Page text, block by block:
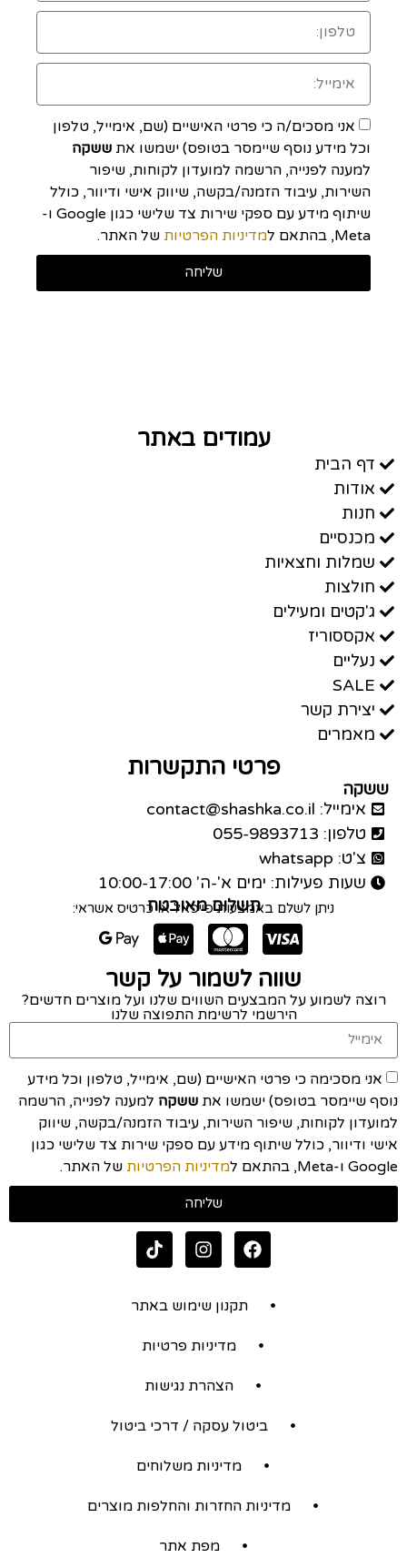
אני מסכים/ה כי פרטי האישיים (שם, אימייל, טלפון
וכל מידע נוסף שיימסר בטופס) ישמשו את ששקה
למענה לפנייה, הרשמה למועדון לקוחות, שיפור
השירות, עיבוד הזמנה/בקשה, שיווק אישי ודיוור, כולל
שיתוף מידע עם ספקי שירות צד שלישי כגון Google ו-
Meta, בהתאם ל
מדיניות הפרטיות של האתר.
שליחה
עמודים באתר
דף הבית
אודות
חנות
מכנסיים
שמלות וחצאיות
חולצות
ג'קטים ומעילים
אקססוריז
נעליים
SALE
יצירת קשר
מאמרים
פרטי התקשרות
ששקה
אימייל: contact@shashka.co.il
טלפון: 055-9893713
צ'ט: whatsapp
שעות פעילות: ימים א'-ה' 10:00-17:00
תשלום מאובטח
ניתן לשלם באמצעות פייפאל או כרטיס אשראי:
שווה לשמור על קשר
רוצה לשמוע על המבצעים השווים שלנו ועל מוצרים חדשים?
הירשמי לרשימת התפוצה שלנו
אני מסכימה כי פרטי האישיים (שם, אימייל, טלפון וכל מידע
נוסף שיימסר בטופס) ישמשו את ששקה למענה לפנייה, הרשמה
למועדון לקוחות, שיפור השירות, עיבוד הזמנה/בקשה, שיווק
אישי ודיוור, כולל שיתוף מידע עם ספקי שירות צד שלישי כגון
Google ו-Meta, בהתאם ל
מדיניות הפרטיות של האתר.
שליחה
תקנון שימוש באתר
מדיניות פרטיות
הצהרת נגישות
ביטול עסקה / דרכי ביטול
מדיניות משלוחים
מדיניות החזרות והחלפות מוצרים
מפת אתר